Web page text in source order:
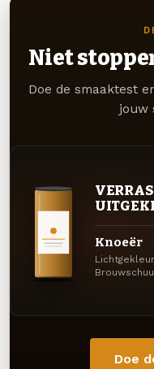
Niet
Doe de smaaktest
jouw
Knoeër
Doe